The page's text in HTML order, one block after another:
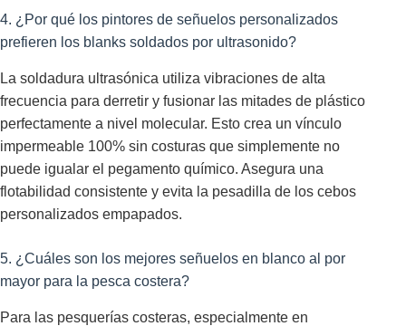
4. ¿Por qué los pintores de señuelos personalizados
prefieren los blanks soldados por ultrasonido?
La soldadura ultrasónica utiliza vibraciones de alta
frecuencia para derretir y fusionar las mitades de plástico
perfectamente a nivel molecular. Esto crea un vínculo
impermeable 100% sin costuras que simplemente no
puede igualar el pegamento químico. Asegura una
flotabilidad consistente y evita la pesadilla de los cebos
personalizados empapados.
5. ¿Cuáles son los mejores señuelos en blanco al por
mayor para la pesca costera?
Para las pesquerías costeras, especialmente en